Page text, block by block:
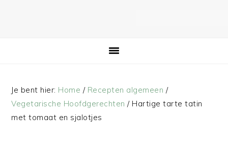
Je bent hier: Home / Recepten algemeen /
Vegetarische Hoofdgerechten /Hartige tarte tatin
met tomaat en sjalotjes